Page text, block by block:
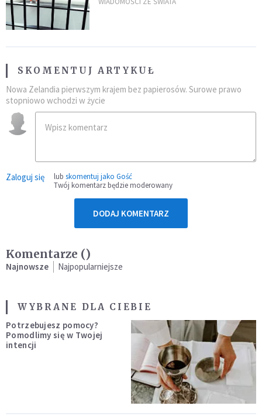
SKOMENTUJ ARTYKUŁ
Nowa Zelandia pierwszym krajem bez papierosów. Surowe prawo
stopniowo wchodzi w życie
Zaloguj się lub skomentuj jako Gość
Twój komentarz będzie moderowany
DODAJ KOMENTARZ
Komentarze ()
Najnowsze Najpopularniejsze
WYBRANE DLA CIEBIE
Potrzebujesz pomocy?
Pomodlimy się w Twojej
intencji